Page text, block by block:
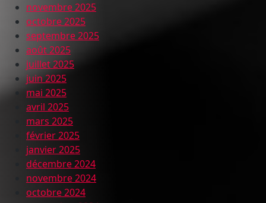
novembre 2025
octobre 2025
septembre 2025
août 2025
juillet 2025
juin 2025
mai 2025
avril 2025
mars 2025
février 2025
janvier 2025
décembre 2024
novembre 2024
octobre 2024